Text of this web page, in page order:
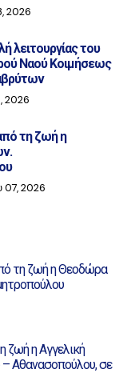
2026
λειτουργίας του
Ναού Κοιμήσεως
2026
τη ζωή η
07, 2026
τη ζωή η Θεοδώρα
ζωή η Αγγελική
Αθανασοπούλου, σε